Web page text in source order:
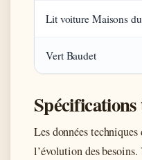
Lit voiture Maisons
Vert Baudet
Les données
l’évolution des